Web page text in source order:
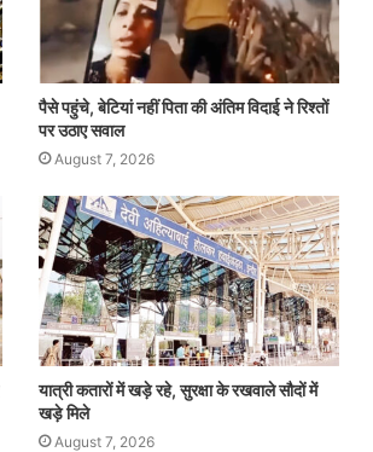
पैसे पहुंचे, बेटियां नहीं पिता की अंतिम विदाई ने रिश्तों
पर उठाए सवाल
August 7, 2026
यात्री कतारों में खड़े रहे, सुरक्षा के रखवाले सौदों में
खड़े मिले
August 7, 2026